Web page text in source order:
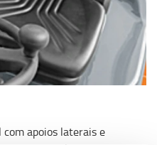
apoios laterais e